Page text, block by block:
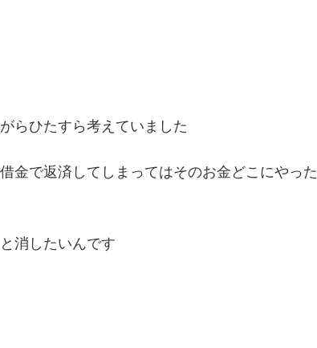
らひたすら考えていました
金で返済してしまってはそのお金どこにやった
消したいんです